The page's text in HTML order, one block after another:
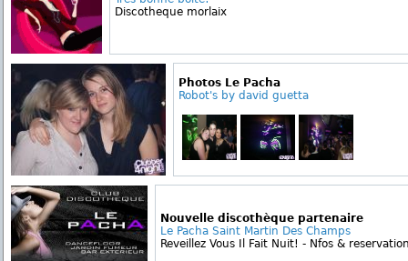
Discotheque morlaix
Photos Le Pacha
Robot's by david guetta
Nouvelle discothèque partenaire
Le Pacha Saint Martin Des Champs
Reveillez Vous Il Fait Nuit! - Nfos &